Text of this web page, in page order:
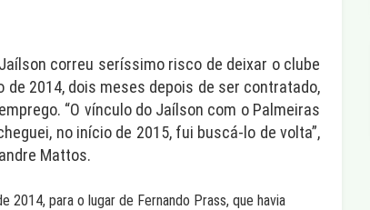
correu seríssimo risco de deixar o clube
2014, dois meses depois de ser contratado,
“O vínculo do Jaílson com o Palmeiras
no início de 2015, fui buscá-lo de volta”,
Mattos.
2014, para o lugar de Fernando Prass, que havia